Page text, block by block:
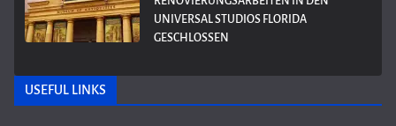
UNIVERSAL STUDIOS FLORIDA
GESCHLOSSEN
USEFUL LINKS